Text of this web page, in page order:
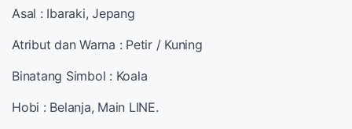
Asal : Ibaraki, Jepang
Atribut dan Warna : Petir / Kuning
Binatang Simbol : Koala
Hobi : Belanja, Main LINE.